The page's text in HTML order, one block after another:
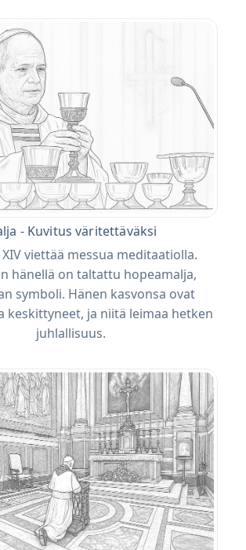
- Kuvitus väritettäväksi
XIV viettää messua meditaatiolla.
hänellä on taltattu hopeamalja,
symboli. Hänen kasvonsa ovat
keskittyneet, ja niitä leimaa hetken
juhlallisuus.